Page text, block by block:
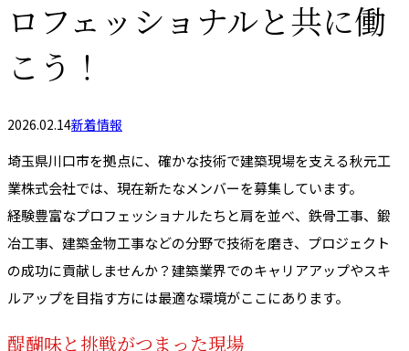
ロフェッショナルと共に働
こう！
2026.02.14新着情報
埼玉県川口市を拠点に、確かな技術で建築現場を支える秋元工
業株式会社では、現在新たなメンバーを募集しています。
経験豊富なプロフェッショナルたちと肩を並べ、鉄骨工事、鍛
冶工事、建築金物工事などの分野で技術を磨き、プロジェクト
の成功に貢献しませんか？建築業界でのキャリアアップやスキ
ルアップを目指す方には最適な環境がここにあります。
醍醐味と挑戦がつまった現場